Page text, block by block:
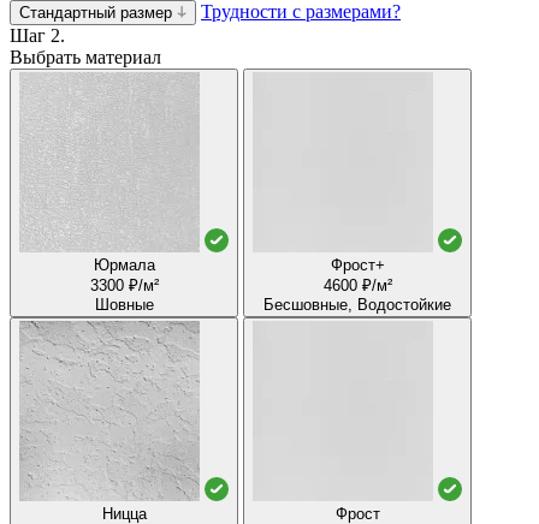
Стандартный размер
Трудности с размерами?
Шаг 2.
Выбрать материал
Юрмала
3300 ₽/м²
Шовные
Фрост+
4600 ₽/м²
Бесшовные, Водостойкие
Ницца
Фрост